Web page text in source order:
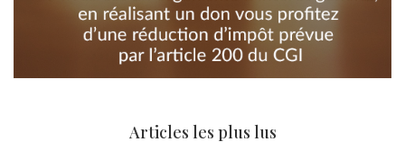
Articles les plus lus